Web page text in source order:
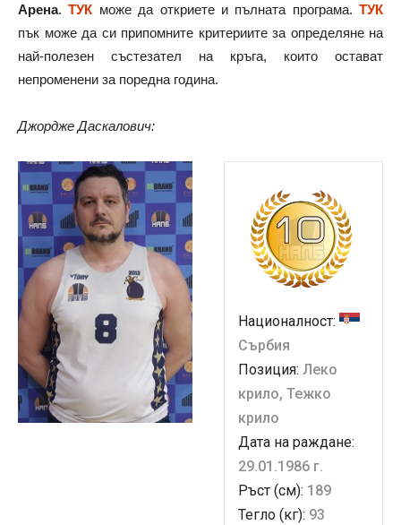
Арена.ТУК може да откриете и пълната програма. ТУК
пък може да си припомните критериите за определяне на
най-полезен състезател на кръга, които остават
непроменени за поредна година.
Джордже Даскалович:
Националност:
Сърбия
Позиция: Леко
крило, Тежко
крило
Дата на раждане:
29.01.1986 г.
Ръст (см): 189
Тегло (кг): 93